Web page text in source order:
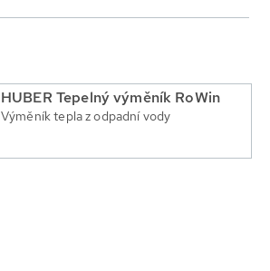
HUBER Tepelný výměník RoWin
Výměník tepla z odpadní vody